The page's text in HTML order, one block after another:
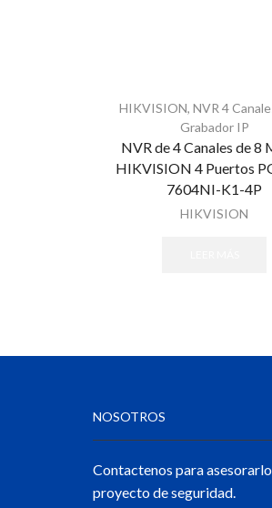
HIKVISION, NVR 4
Grabador IP
NVR de 4 Canales de 8
HIKVISION 4 Puertos
7604NI-K1-4P
HIKVISION
NOSOTROS
Contactenos para asesorarlo
proyecto de seguridad.